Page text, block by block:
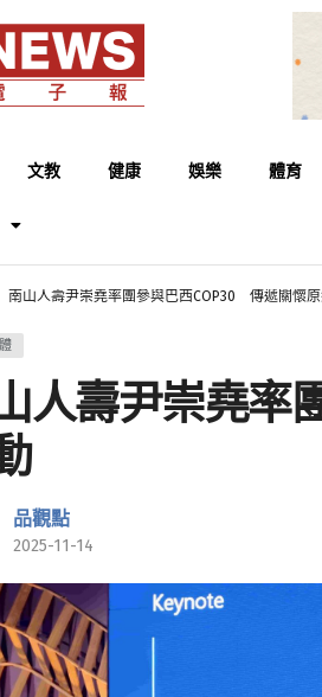
文教 健康 娛樂 體育
南山人壽尹崇堯率團參與巴西COP30 傳遞關懷
人壽尹崇堯率
品觀點
2025-11-14